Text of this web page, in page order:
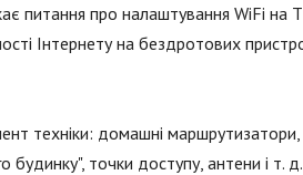
питання про налаштування WiFi на
Інтернету на бездротових
техніки: домашні
точки доступу, антени і т.